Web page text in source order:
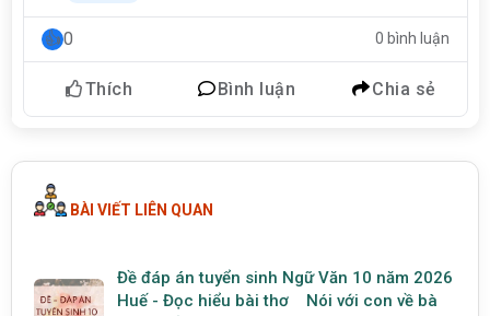
0 0 bình luận
Thích Bình luận Chia sẻ
BÀI VIẾT LIÊN QUAN
Đề đáp án tuyển sinh Ngữ Văn 10 năm 2026
Huế - Đọc hiểu bài thơ Nói với con về bà